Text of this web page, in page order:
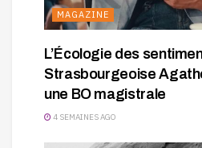
MAGAZINE
L’Écologie des
Strasbourgeoise
une BO magistrale
4 SEMAINES AGO